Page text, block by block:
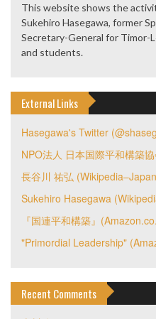
This website shows the
Sukehiro Hasegawa, former
Secretary-General for Timor-
and students.
External Links
Hasegawa's Twitter
NPO法人 日本国際平和構築
長谷川 祐弘
Sukehiro Hasegawa
『国連平和構築』
"Primordial Leadership"
Recent Comments